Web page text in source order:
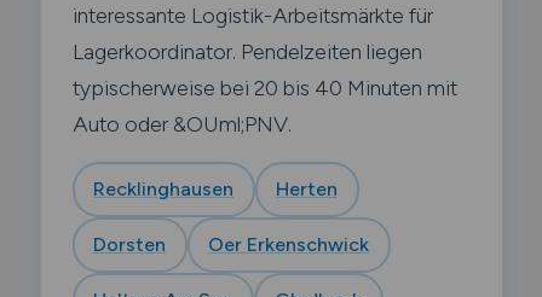
interessante Logistik-Arbeitsmärkte für
Lagerkoordinator. Pendelzeiten liegen
typischerweise bei 20 bis 40 Minuten mit
Auto oder &OUml;PNV.
Recklinghausen Herten
Dorsten Oer Erkenschwick